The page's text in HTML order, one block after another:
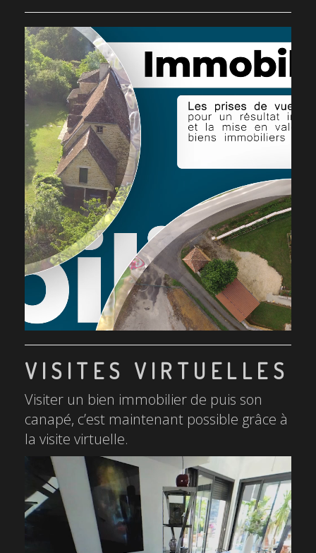
VISITES VIRTUELLES
Visiter un bien immobilier de puis son
canapé, c’est maintenant possible grâce à
la visite virtuelle.